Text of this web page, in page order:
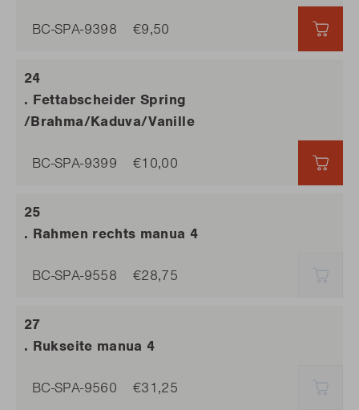
BC-SPA-9398 €9,50
. Fettabscheider Spring
/Brahma/Kaduva/Vanille
BC-SPA-9399 €10,00
. Rahmen rechts manua 4
BC-SPA-9558 €28,75
. Rukseite manua 4
BC-SPA-9560 €31,25